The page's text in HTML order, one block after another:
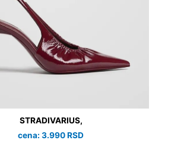
STRADIVARIUS,
cena: 3.990 RSD